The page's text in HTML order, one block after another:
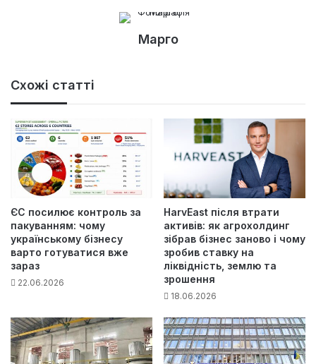
Марго
Схожі статті
ЄС посилює контроль за
пакуванням: чому
українському бізнесу
варто готуватися вже
зараз
22.06.2026
HarvEast після втрати
активів: як агрохолдинг
зібрав бізнес заново і чому
зробив ставку на
ліквідність, землю та
зрошення
18.06.2026